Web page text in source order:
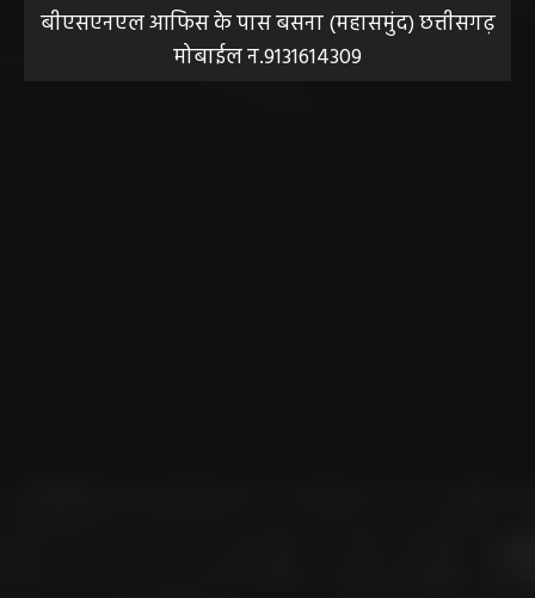
बीएसएनएल आफिस के पास बसना (महासमुंद) छत्तीसगढ़
मोबाईल न.9131614309